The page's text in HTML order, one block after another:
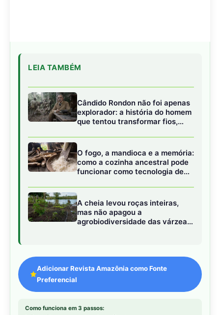
amazônicas
Adicionar Revista Amazônia como Fonte
Preferencial
Como funciona em 3 passos:
1. Pesquise qualquer assunto no Google
2. Toque no ⭐ ao lado de"Principais Notícias"
Revista Amazôniae marque a caixa — pronto!